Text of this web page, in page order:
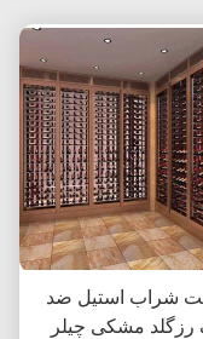
شراب استیل ضد
رزگلد مشکی چیلر